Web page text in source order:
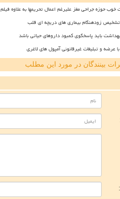
حوزه جراحی مغز علیرغم اعمال تحریمها به علاوه فیلم
زودهنگام بیماری های دریچه ای قلب
باید پاسخگوی کمبود داروهای حیاتی باشد
عرضه و تبلیغات غیرقانونی آمپول های لاغری
بینندگان در مورد این مطلب